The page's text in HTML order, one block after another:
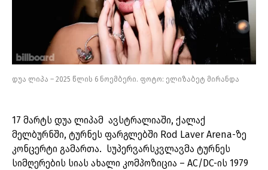
დუა ლიპა – 2025 წლის 6 ნოემბერი. ფოტო: ელიზაბეტ მირანდა
17 მარტს დუა ლიპამ ავსტრალიაში, ქალაქ
მელბურნში, ტურნეს ფარგლებში Rod Laver Arena-ზე
კონცერტი გამართა. სუპერვარსკვლავმა ტურნეს
სიმღერების სიას ახალი კომპოზიცია – AC/DC-ის 1979